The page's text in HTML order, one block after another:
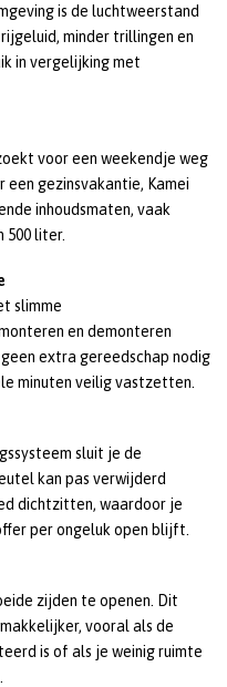
is de luchtweerstand
minder trillingen en
in vergelijking met
voor een weekendje weg
gezinsvakantie, Kamei
inhoudsmaten, vaak
500 liter.
slimme
en demonteren
extra gereedschap nodig
minuten veilig vastzetten.
sluit je de
kan pas verwijderd
dichtzitten, waardoor je
per ongeluk open blijft.
zijden te openen. Dit
vooral als de
is of als je weinig ruimte